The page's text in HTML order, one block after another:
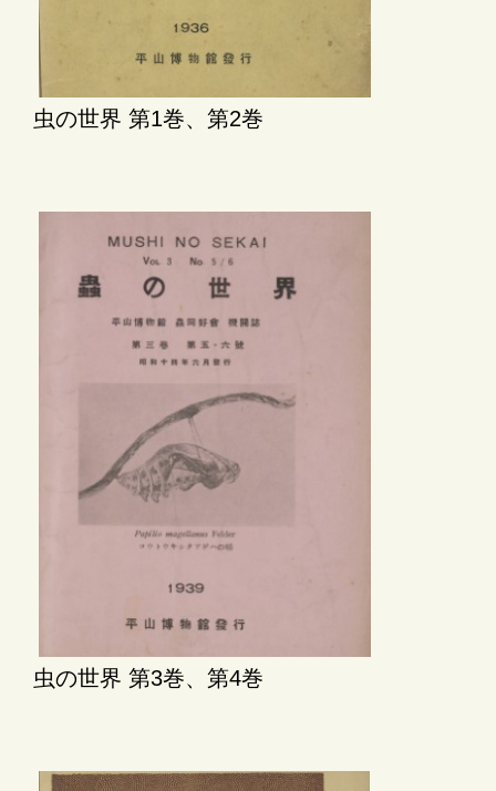
虫の世界 第1巻、第2巻
虫の世界 第3巻、第4巻